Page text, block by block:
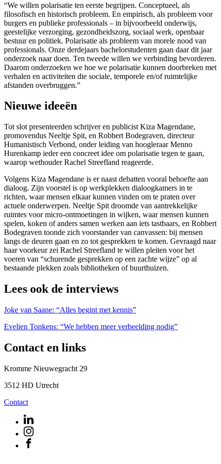
“We willen polarisatie ten eerste begrijpen. Conceptueel, als
filosofisch en historisch probleem. En empirisch, als probleem voor
burgers en publieke professionals – in bijvoorbeeld onderwijs,
geestelijke verzorging, gezondheidszorg, sociaal werk, openbaar
bestuur en politiek. Polarisatie als probleem van morele nood van
professionals. Onze derdejaars bachelorstudenten gaan daar dit jaar
onderzoek naar doen. Ten tweede willen we verbinding bevorderen.
Daarom onderzoeken we hoe we polarisatie kunnen doorbreken met
verhalen en activiteiten die sociale, temporele en/of ruimtelijke
afstanden overbruggen.”
Nieuwe ideeën
Tot slot presenteerden schrijver en publicist Kiza Magendane,
promovendus Neeltje Spit, en Robbert Bodegraven, directeur
Humanistisch Verbond, onder leiding van hoogleraar Menno
Hurenkamp ieder een concreet idee om polarisatie tegen te gaan,
waarop wethouder Rachel Streefland reageerde.
Volgens Kiza Magendane is er naast debatten vooral behoefte aan
dialoog. Zijn voorstel is op werkplekken dialoogkamers in te
richten, waar mensen elkaar kunnen vinden om te praten over
actuele onderwerpen. Neeltje Spit droomde van aantrekkelijke
ruimtes voor micro-ontmoetingen in wijken, waar mensen kunnen
spelen, koken of anders samen werken aan iets tastbaars, en Robbert
Bodegraven toonde zich voorstander van canvassen: bij mensen
langs de deuren gaan en zo tot gesprekken te komen. Gevraagd naar
haar voorkeur zei Rachel Streefland te willen pleiten voor het
voeren van “schurende gesprekken op een zachte wijze” op al
bestaande plekken zoals bibliotheken of buurthuizen.
Lees ook de interviews
Joke van Saane: “Alles begint met kennis”
Evelien Tonkens: “We hebben meer verbeelding nodig”
Contact en links
Kromme Nieuwegracht 29
3512 HD Utrecht
Contact